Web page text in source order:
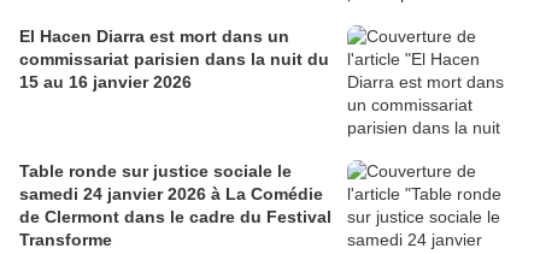
El Hacen Diarra est mort dans un
commissariat parisien dans la nuit du
15 au 16 janvier 2026
Table ronde sur justice sociale le
samedi 24 janvier 2026 à La Comédie
de Clermont dans le cadre du Festival
Transforme